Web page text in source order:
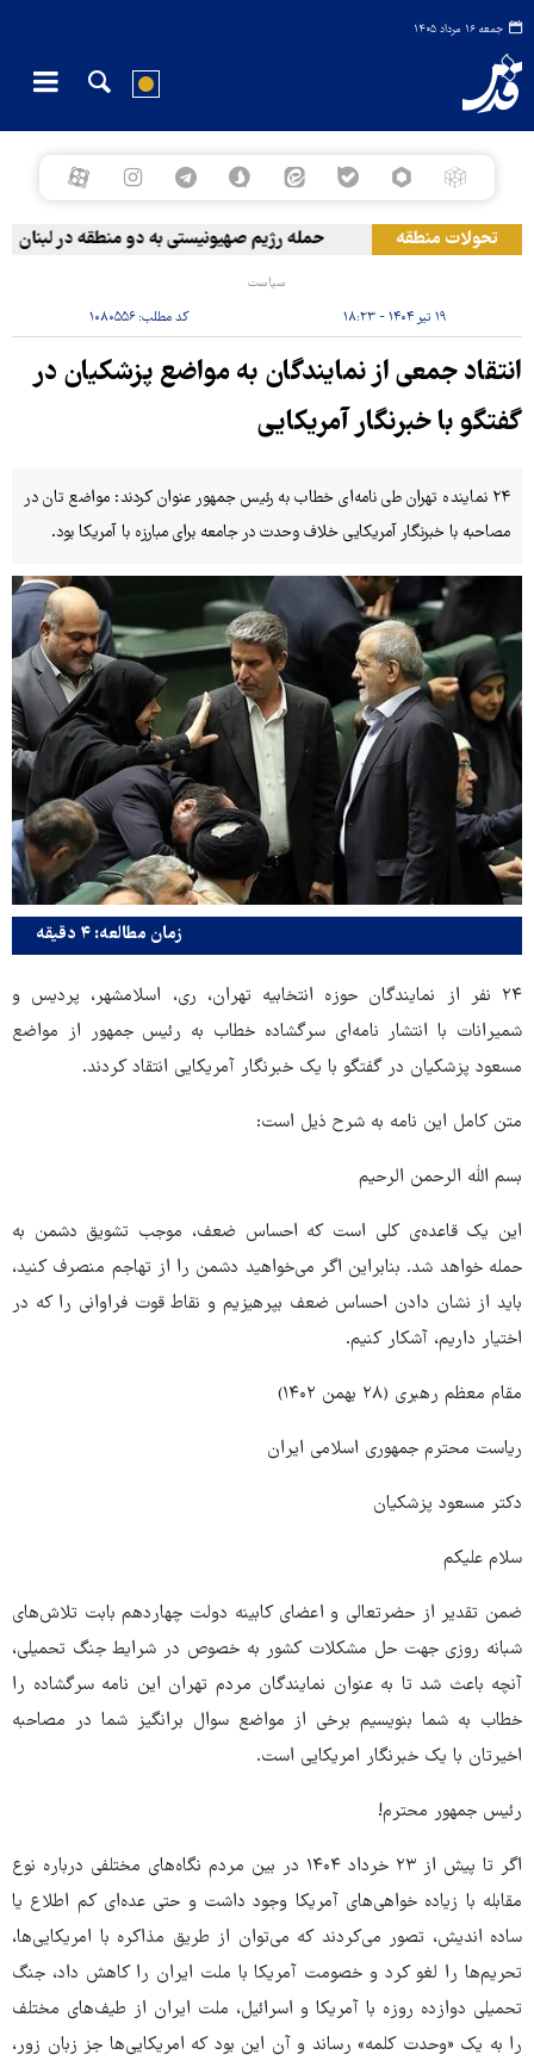
جمعه ۱۶ مرداد ۱۴۰۵
تحولات منطقه حمله رژیم صهیونیستی به دو منطقه در لبنان
سیاست
۱۹ تیر ۱۴۰۴ - ۱۸:۲۳ کد مطلب: ۱۰۸۰۵۵۶
انتقاد جمعی از نمایندگان به مواضع پزشکیان در
گفتگو با خبرنگار آمریکایی
۲۴ نماینده تهران طی نامه‌ای خطاب به رئیس جمهور عنوان کردند: مواضع تان در
مصاحبه با خبرنگار آمریکایی خلاف وحدت در جامعه برای مبارزه با آمریکا بود.
زمان مطالعه: ۴ دقیقه
۲۴ نفر از نمایندگان حوزه انتخابیه تهران، ری، اسلامشهر، پردیس و
شمیرانات با انتشار نامه‌ای سرگشاده خطاب به رئیس جمهور از مواضع
مسعود پزشکیان در گفتگو با یک خبرنگار آمریکایی انتقاد کردند.
متن کامل این نامه به شرح ذیل است:
بسم الله الرحمن الرحیم
این یک قاعده‌ی کلی است که احساس ضعف، موجب تشویق دشمن به
حمله خواهد شد. بنابراین اگر می‌خواهید دشمن را از تهاجم منصرف کنید،
باید از نشان دادن احساس ضعف بپرهیزیم و نقاط قوت فراوانی را که در
اختیار داریم، آشکار کنیم.
مقام معظم رهبری (۲۸ بهمن ۱۴۰۲)
ریاست محترم جمهوری اسلامی ایران
دکتر مسعود پزشکیان
سلام علیکم
ضمن تقدیر از حضرتعالی و اعضای کابینه دولت چهاردهم بابت تلاش‌های
شبانه روزی جهت حل مشکلات کشور به خصوص در شرایط جنگ تحمیلی،
آنچه باعث شد تا به عنوان نمایندگان مردم تهران این نامه سرگشاده را
خطاب به شما بنویسیم برخی از مواضع سوال برانگیز شما در مصاحبه
اخیرتان با یک خبرنگار امریکایی است.
رئیس جمهور محترم!
اگر تا پیش از ۲۳ خرداد ۱۴۰۴ در بین مردم نگاه‌های مختلفی درباره نوع
مقابله با زیاده خواهی‌های آمریکا وجود داشت و حتی عده‌ای کم اطلاع یا
ساده اندیش، تصور می‌کردند که می‌توان از طریق مذاکره با امریکایی‌ها،
تحریم‌ها را لغو کرد و خصومت آمریکا با ملت ایران را کاهش داد، جنگ
تحمیلی دوازده روزه با آمریکا و اسرائیل، ملت ایران از طیف‌های مختلف
را به یک «وحدت کلمه» رساند و آن این بود که امریکایی‌ها جز زبان زور،